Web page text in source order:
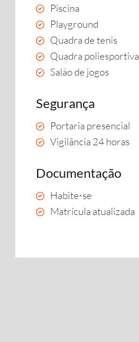
Piscina
Playground
Quadra de tenis
Quadra poliesportiva
Salão de jogos
Segurança
Portaria presencial
Vigilância 24 horas
Documentação
Habite-se
Matrícula atualizada